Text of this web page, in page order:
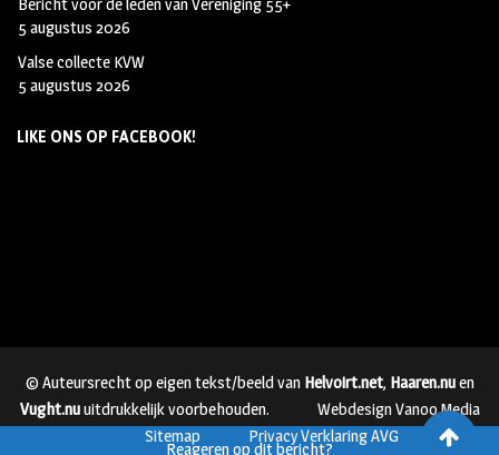
Bericht voor de leden van Vereniging 55+
5 augustus 2026
Valse collecte KVW
5 augustus 2026
LIKE ONS OP FACEBOOK!
Reageren op dit bericht?
© Auteursrecht op eigen tekst/beeld van Helvoirt.net, Haaren.nuen
Vught.nuuitdrukkelijk voorbehouden.
Webdesign Vanoo Media
Sitemap
Privacy Verklaring AVG